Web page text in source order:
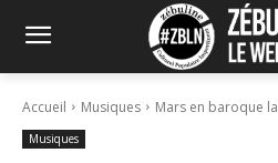
Accueil Musiques Mars en baroque
Musiques